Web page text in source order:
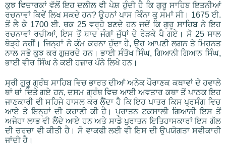
ਕੁਝ ਵਿਚਾਰਕਾਂ ਵੱਲੋਂ ਇਹ ਦਲੀਲ ਵੀ ਪੇਸ਼ ਹੁੰਦੀ ਹੈ ਕਿ ਗੁਰੂ ਸਾਹਿਬ ਇਤਨੀਆਂ
ਰਚਨਾਵਾਂ ਕਿਵੇਂ ਲਿਖ ਸਕਦੇ ਹਨ? ਉਹਨਾਂ ਪਾਸ ਕਿੰਨਾ ਕੁ ਸਮਾਂ ਸੀ। 1675 ਈ.
ਤੋਂ ਲੈ ਕੇ 1700 ਈ. ਥਕ 25 ਵਰ੍ਹੇ ਬਣਦੇ ਹਨ ਜਦੋਂ ਕਿ ਗੁਰੂ ਸਾਹਿਬ ਨੇ ਇਹ
ਰਚਨਾਵਾਂ ਰਚੀਆਂ, ਇਸ ਤੋਂ ਬਾਦ ਜੰਗਾਂ ਜੁੱਧਾਂ ਦੇ ਰੇੜਕੇ ਪੈ ਗਏ। ਸੋ 25 ਸਾਲ
ਥੋੜ੍ਹੇ ਨਹੀਂ। ਜਿਨ੍ਹਾਂ ਨੇ ਕੰਮ ਕਰਨਾ ਹੁੰਦਾ ਹੈ, ਉਹ ਆਪਣੀ ਲਗਨ ਤੇ ਮਿਹਨਤ
ਨਾਲ ਸਭੋ ਕੁਝ ਕਰ ਗੁਜ਼ਰਦੇ ਹਨ। ਭਾਈ ਸੰਤੋਖ ਸਿੰਘ, ਗਿਆਨੀ ਗਿਆਨ ਸਿੰਘ,
ਭਾਈ ਵੀਰ ਸਿੰਘ ਨੇ ਕਈ ਹਜ਼ਾਰ ਪੰਨੇ ਲਿਖੇ ਹਨ।
ਸ੍ਰੀ ਗੁਰੂ ਗ੍ਰੰਥ ਸਾਹਿਬ ਵਿਚ ਭਾਰਤ ਦੀਆਂ ਅਨੇਕ ਪੌਰਾਣਕ ਕਥਾਵਾਂ ਦੇ ਹਵਾਲੇ
ਥਾਂ ਥਾਂ ਦਿਤੇ ਗਏ ਹਨ, ਦਸਮ ਗ੍ਰੰਥ ਵਿਚ ਆਈ ਅਵਤਾਰ ਕਥਾ ਤੋਂ ਪਾਠਕ ਇਹ
ਜਾਣਕਾਰੀ ਵੀ ਸਹਿਜੇ ਹਾਸਲ ਕਰ ਲੈਂਦਾ ਹੈ ਕਿ ਇਹ ਪਾਤਰ ਕਿਸ ਪ੍ਰਸੰਗ ਵਿਚ
ਆਏ ਤੇ ਇਨ੍ਹਾਂ ਦੀ ਕਹਾਣੀ ਕੀ ਹੈ। ਪੁਰਾਤਨ ਟਕਸਾਲੀ ਗਿਆਨੀ ਇਸ ਤੋਂ
ਅਜੇਹਾ ਲਾਭ ਵੀ ਲੈਂਦੇ ਆਏ ਹਨ ਅਤੇ ਸਾਡੇ ਪੁਰਾਤਨ ਇਤਿਹਾਸਕਾਰਾਂ ਇਸ ਗੱਲ
ਦੀ ਚਰਚਾ ਵੀ ਕੀਤੀ ਹੈ। ਸੋ ਵਾਕਫੀ ਲਈ ਵੀ ਇਸ ਦੀ ਉਪਯੋਗਤਾ ਸਵੀਕਾਰੀ
ਜਾਂਦੀ ਹੈ।